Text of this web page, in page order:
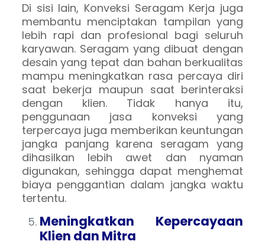
Di sisi lain, Konveksi Seragam Kerja juga
membantu menciptakan tampilan yang
lebih rapi dan profesional bagi seluruh
karyawan. Seragam yang dibuat dengan
desain yang tepat dan bahan berkualitas
mampu meningkatkan rasa percaya diri
saat bekerja maupun saat berinteraksi
dengan klien. Tidak hanya itu,
penggunaan jasa konveksi yang
terpercaya juga memberikan keuntungan
jangka panjang karena seragam yang
dihasilkan lebih awet dan nyaman
digunakan, sehingga dapat menghemat
biaya penggantian dalam jangka waktu
tertentu.
Meningkatkan Kepercayaan
Klien dan Mitra